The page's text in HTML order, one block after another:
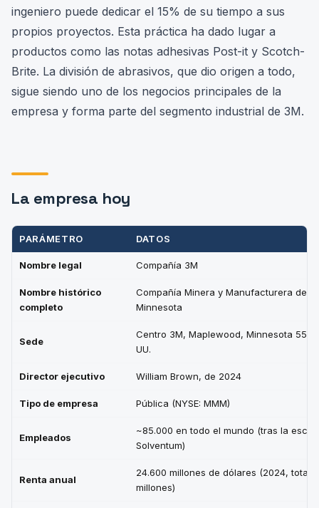
ingeniero puede dedicar el 15% de su tiempo a sus
propios proyectos. Esta práctica ha dado lugar a
productos como las notas adhesivas Post-it y Scotch-
Brite. La división de abrasivos, que dio origen a todo,
sigue siendo uno de los negocios principales de la
empresa y forma parte del segmento industrial de 3M.
La empresa hoy
PARÁMETRO DATOS
Nombre legal Compañía 3M
Nombre histórico
completo
Compañía Minera y Manufacturera de
Minnesota
Sede
Centro 3M, Maplewood, Minnesota
UU.
Director ejecutivo William Brown, de 2024
Tipo de empresa Pública (NYSE: MMM)
Empleados
~85.000 en todo el mundo (tras la
Solventum)
Renta anual
24.600 millones de dólares (2024, total 3
millones)